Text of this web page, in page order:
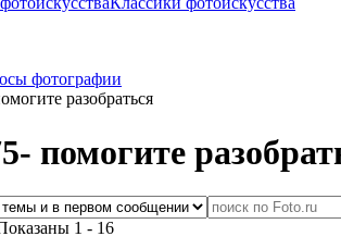
фотографии
разобраться
помогите
1 - 16